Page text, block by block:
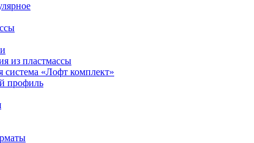
из пластмассы
система «Лофт комплект»
профиль